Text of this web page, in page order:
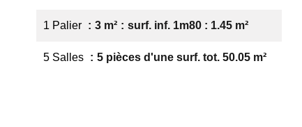
1 Palier 3 m² surf. inf. 1m80 : 1.45 m²
5 Salles 5 pièces d'une surf. tot. 50.05 m²